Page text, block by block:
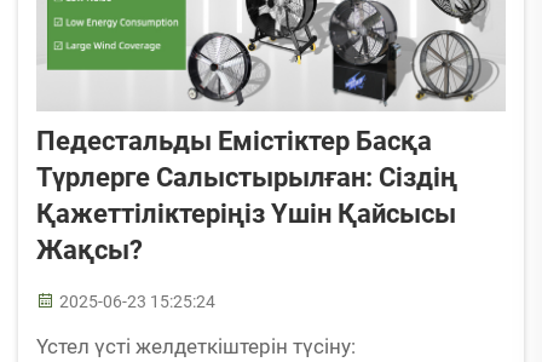
Педестальды Емістіктер Басқа
Түрлерге Салыстырылған: Сіздің
Қажеттіліктеріңіз Үшін Қайсысы
Жақсы?
2025-06-23 15:25:24
Үстел үсті желдеткіштерін түсіну: